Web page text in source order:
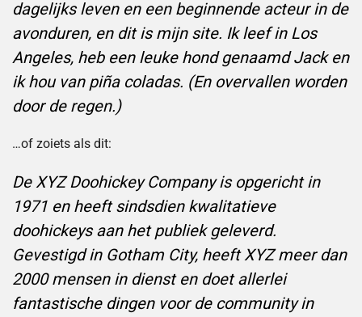
dagelijks leven en een beginnende acteur in de
avonduren, en dit is mijn site. Ik leef in Los
Angeles, heb een leuke hond genaamd Jack en
ik hou van piña coladas. (En overvallen worden
door de regen.)
…of zoiets als dit:
De XYZ Doohickey Company is opgericht in
1971 en heeft sindsdien kwalitatieve
doohickeys aan het publiek geleverd.
Gevestigd in Gotham City, heeft XYZ meer dan
2000 mensen in dienst en doet allerlei
fantastische dingen voor de community in